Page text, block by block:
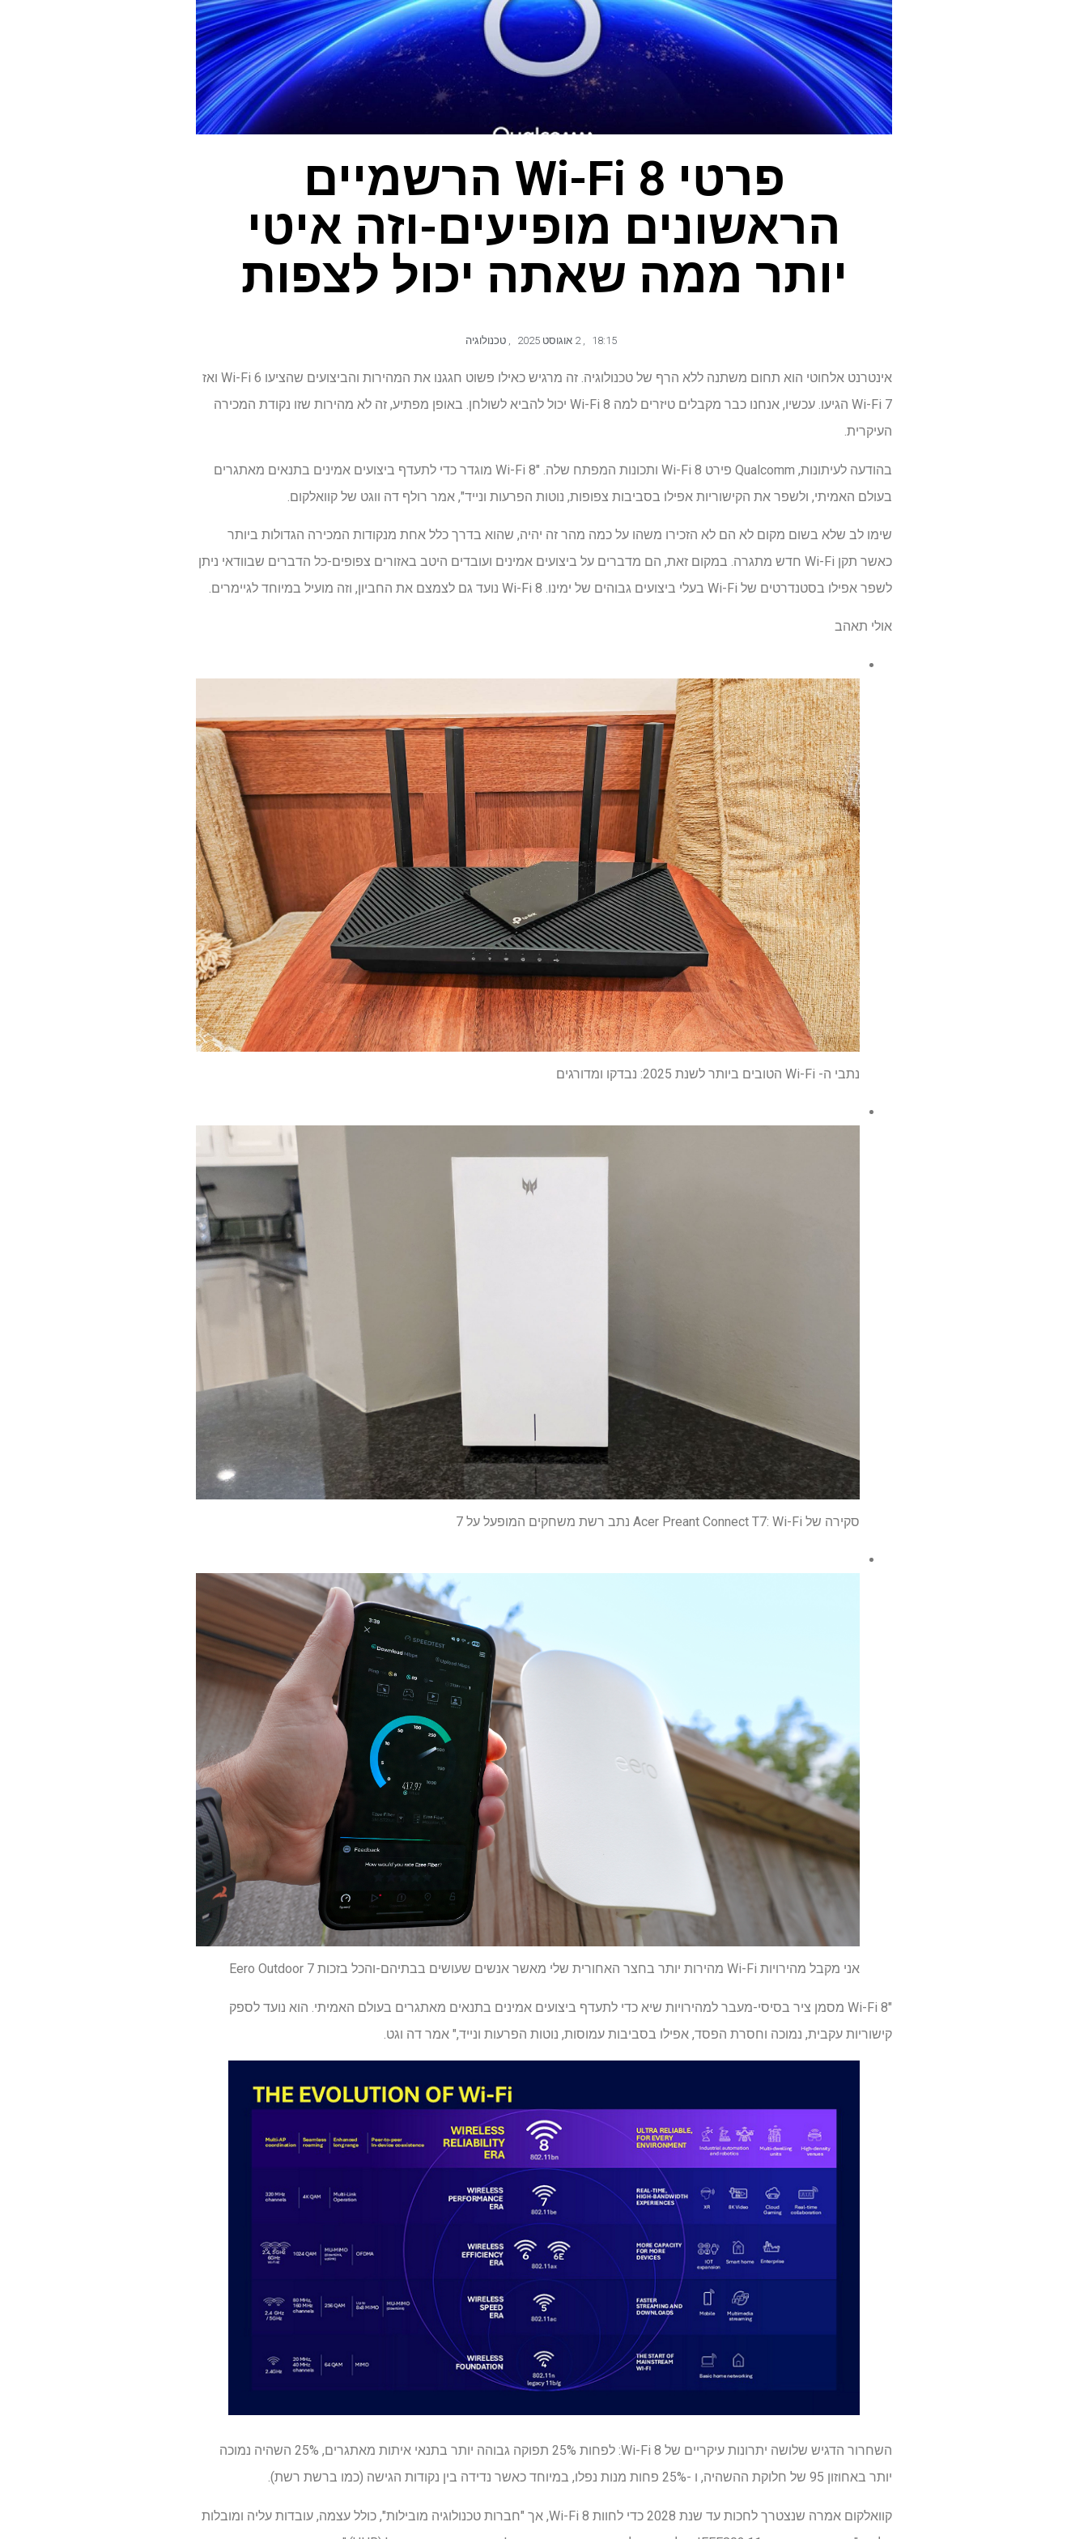
פרטי Wi-Fi 8 הרשמיים
הראשונים מופיעים-וזה איטי
יותר ממה שאתה יכול לצפות
18:15
, 2 אוגוסט 2025 , טכנולוגיה
אינטרנט אלחוטי הוא תחום משתנה ללא הרף של טכנולוגיה. זה מרגיש כאילו פשוט חגגנו את המהירות והביצועים שהציעו Wi-Fi 6 ואז
Wi-Fi 7 הגיעו. עכשיו, אנחנו כבר מקבלים טיזרים למה Wi-Fi 8 יכול להביא לשולחן. באופן מפתיע, זה לא מהירות שזו נקודת המכירה
העיקרית.
בהודעה לעיתונות, Qualcomm פירט Wi-Fi 8 ותכונות המפתח שלה. "Wi-Fi 8 מוגדר כדי לתעדף ביצועים אמינים בתנאים מאתגרים
בעולם האמיתי, ולשפר את הקישוריות אפילו בסביבות צפופות, נוטות הפרעות ונייד", אמר רולף דה ווגט של קוואלקום.
שימו לב שלא בשום מקום לא הם לא הזכירו משהו על כמה מהר זה יהיה, שהוא בדרך כלל אחת מנקודות המכירה הגדולות ביותר
כאשר תקן Wi-Fi חדש מתגרה. במקום זאת, הם מדברים על ביצועים אמינים ועובדים היטב באזורים צפופים-כל הדברים שבוודאי ניתן
לשפר אפילו בסטנדרטים של Wi-Fi בעלי ביצועים גבוהים של ימינו. Wi-Fi 8 נועד גם לצמצם את החביון, וזה מועיל במיוחד לגיימרים.
אולי תאהב
נתבי ה- Wi-Fi הטובים ביותר לשנת 2025: נבדקו ומדורגים
סקירה של Acer Preant Connect T7: Wi-Fi נתב רשת משחקים המופעל על 7
אני מקבל מהירויות Wi-Fi מהירות יותר בחצר האחורית שלי מאשר אנשים שעושים בבתיהם-והכל בזכות Eero Outdoor 7
"Wi-Fi 8 מסמן ציר בסיסי-מעבר למהירויות שיא כדי לתעדף ביצועים אמינים בתנאים מאתגרים בעולם האמיתי. הוא נועד לספק
קישוריות עקבית, נמוכה וחסרת הפסד, אפילו בסביבות עמוסות, נוטות הפרעות ונייד," אמר דה וגט.
השחרור הדגיש שלושה יתרונות עיקריים של Wi-Fi 8: לפחות 25% תפוקה גבוהה יותר בתנאי איתות מאתגרים, 25% השהיה נמוכה
יותר באחוזון 95 של חלוקת ההשהיה, ו -25% פחות מנות נפלו, במיוחד כאשר נדידה בין נקודות הגישה (כמו ברשת רשת).
קוואלקום אמרה שנצטרך לחכות עד שנת 2028 כדי לחוות Wi-Fi 8, אך "חברות טכנולוגיה מובילות", כולל עצמה, עובדות עליה ומובלות